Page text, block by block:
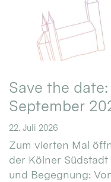
Save the
September
22. Juli 2026
Zum vierten Mal
der Kölner
und Begegnung: